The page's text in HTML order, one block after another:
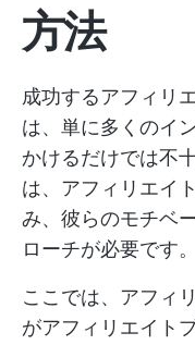
方法
成功するアフィリ
は、単に多くのイ
かけるだけでは不
は、アフィリエイ
み、彼らのモチベ
ローチが必要です。
ここでは、アフィ
がアフィリエイト